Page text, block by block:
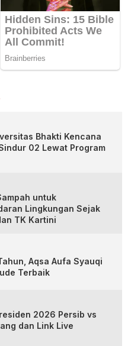
Bhakti Kencana
02 Lewat Program
untuk
Lingkungan Sejak
TK Kartini
Aqsa Aufa Syauqi
Terbaik
2026 Persib vs
dan Link Live